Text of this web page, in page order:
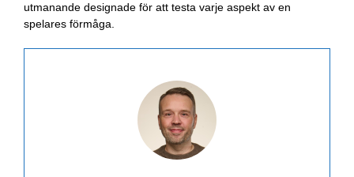
utmanande designade för att testa varje aspekt av en
spelares förmåga.